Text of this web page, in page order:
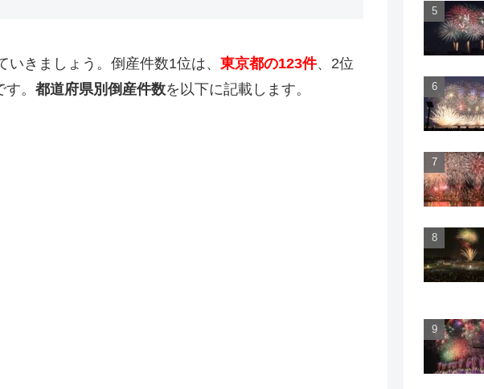
きましょう。倒産件数1位は、 東京都の123件、2位
す。 都道府県別倒産件数を以下に記載します。